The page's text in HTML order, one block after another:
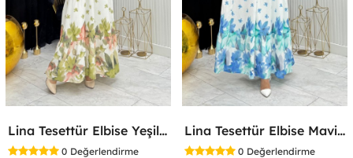
Lina Tesettür Elbise Yeşil Yeşil
0 Değerlendirme
Lina Tesettür Elbise Mavi Mavi
0 Değerlendirme